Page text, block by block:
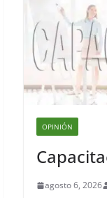
OPINIÓN
agosto 6, 2026